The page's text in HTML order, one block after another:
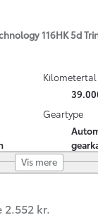
116HK 5d
Kilometertal
Geartype
Vis mere
kr.